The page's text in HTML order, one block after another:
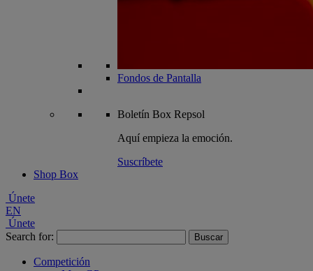
Fondos de Pantalla
Boletín Box Repsol
Aquí empieza la emoción.
Suscríbete
Shop Box
Únete
EN
Únete
Search for:
Competición